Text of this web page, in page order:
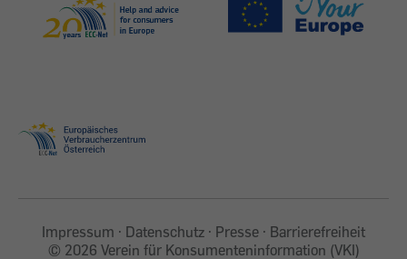
Impressum Datenschutz Presse
Barrierefreiheit
© 2026 Verein für Konsumenteninformation (VKI)